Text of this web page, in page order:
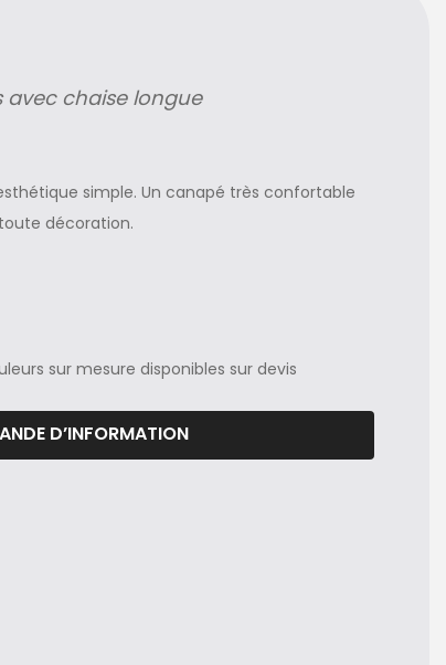
chaise longue
simple. Un canapé très confortable
décoration.
sur mesure disponibles sur devis
D’INFORMATION